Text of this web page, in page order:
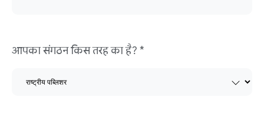
आपका संगठन किस तरह का है? *